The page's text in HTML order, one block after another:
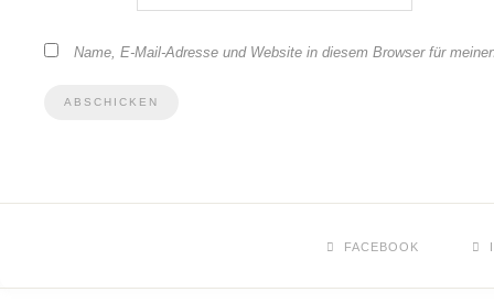
Name, E-Mail-Adresse und Website in diesem Browser für
FACEBOOK